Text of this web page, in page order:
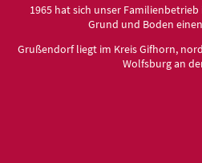
1965 hat sich unser
Grund und Boden
Grußendorf liegt im Kreis Gifhorn,
Wolfsburg an